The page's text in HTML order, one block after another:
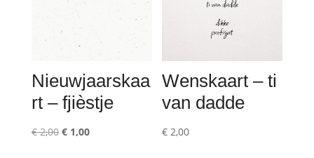
Nieuwjaarskaa
rt – fjièstje
€2,00 Oorspronkelijke
€1,00Huidige
Wenskaart – ti
van dadde
€ 2,00